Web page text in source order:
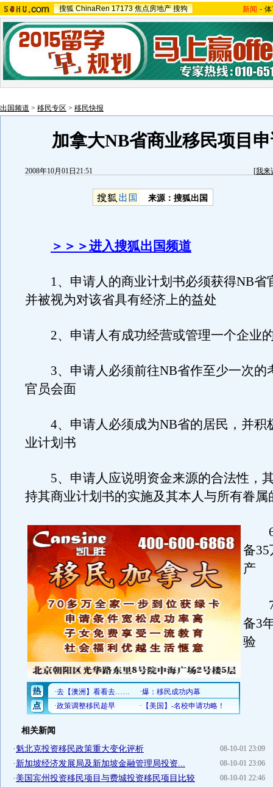
搜狐 ChinaRen 17173 焦点房地产 搜狗 新闻 -
出国频道 > 移民专区 > 移民快报
加拿大NB省商业移民项目
2008年10月01日21:51 [我来
来源：搜狐出国
＞＞＞进入搜狐出国频道
1、申请人的商业计划书必须获得NB省
并被视为对该省具有经济上的益处
2、申请人有成功经营或管理一个企业
3、申请人必须前往NB省作至少一次的
官员会面
4、申请人必须成为NB省的居民，并积
业计划书
5、申请人应说明资金来源的合法性，
持其商业计划书的实施及其本人与所有眷属
6
备35
产
7
备3
验
相关新闻
08-10-01 23:09
·魁北克投资移民政策重大变化评析
08-10-01 23:06
·新加坡经济发展局及新加坡金融管理局投资...
08-10-01 22:46
·美国宾州投资移民项目与费城投资移民项目比较